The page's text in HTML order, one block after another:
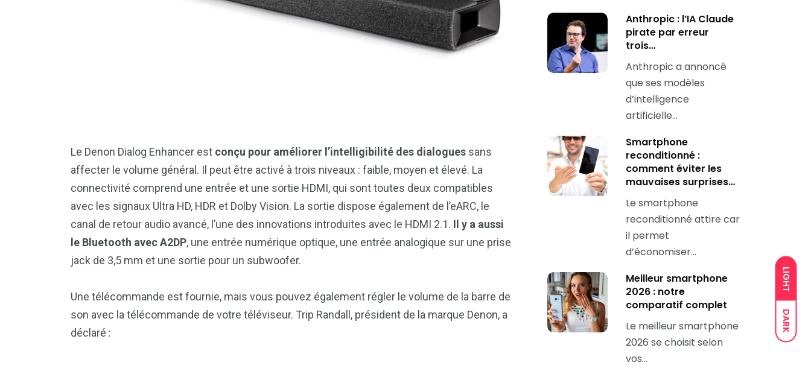
LIGHT
DARK
Le Denon Dialog Enhancer est conçu pour améliorer l’intelligibilité des dialogues sans
affecter le volume général. Il peut être activé à trois niveaux : faible, moyen et élevé. La
connectivité comprend une entrée et une sortie HDMI, qui sont toutes deux compatibles
avec les signaux Ultra HD, HDR et Dolby Vision. La sortie dispose également de l’eARC, le
canal de retour audio avancé, l’une des innovations introduites avec le HDMI 2.1. Il y a aussi
le Bluetooth avec A2DP, une entrée numérique optique, une entrée analogique sur une prise
jack de 3,5 mm et une sortie pour un subwoofer.
Une télécommande est fournie, mais vous pouvez également régler le volume de la barre de
son avec la télécommande de votre téléviseur. Trip Randall, président de la marque Denon, a
déclaré :
Anthropic : l’IA Claude
pirate par erreur
trois…
Anthropic a annoncé
que ses modèles
d’intelligence
artificielle…
Smartphone
reconditionné :
comment éviter les
mauvaises surprises…
Le smartphone
reconditionné attire car
il permet
d’économiser…
Meilleur smartphone
2026 : notre
comparatif complet
Le meilleur smartphone
2026 se choisit selon
vos…